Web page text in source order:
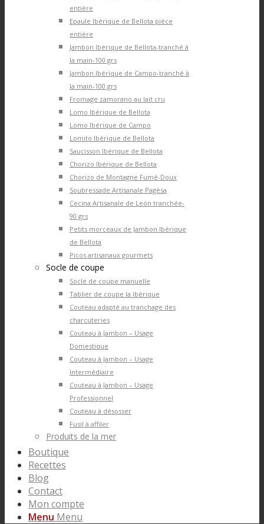
entière
Epaule Ibérique de Bellota pièce
entière
Jambon Ibérique de Bellota-tranché à
la main-100 grs
Jambon Ibérique de Campo-tranché à
la main-100 grs
Fromage zamorano au lait cru
Lomo Ibérique de Bellota
Lomo Ibérique de Campo
Lomito Ibérique de Bellota
Saucisson Ibérique de Bellota
Chorizo Ibérique de Bellota
Chorizo de Montagne Fumé-Doux
Soubressade Artisanale Pagèsa
Cecina Artisanale de León tranchée-
90 grs
Petits morceaux de Jambon Ibérique
de Bellota
Picos artisanaux gourmets
Socle de coupe
Socle de coupe manuelle
Tablier de coupe la ibérique
Couteau adapté au tranchage des
charcuteries
Couteau à Jambon – Usage
Domestique
Couteau à Jambon – Usage
Intermédiaire
Couteau à Jambon – Usage
Professionnel
Couteau à désosser
Fusil à affiler
Produits de la mer
Boutique
Recettes
Blog
Contact
Mon compte
Menu Menu